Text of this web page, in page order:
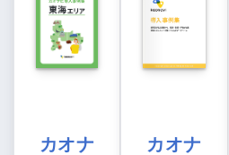
カオナ
カオナ